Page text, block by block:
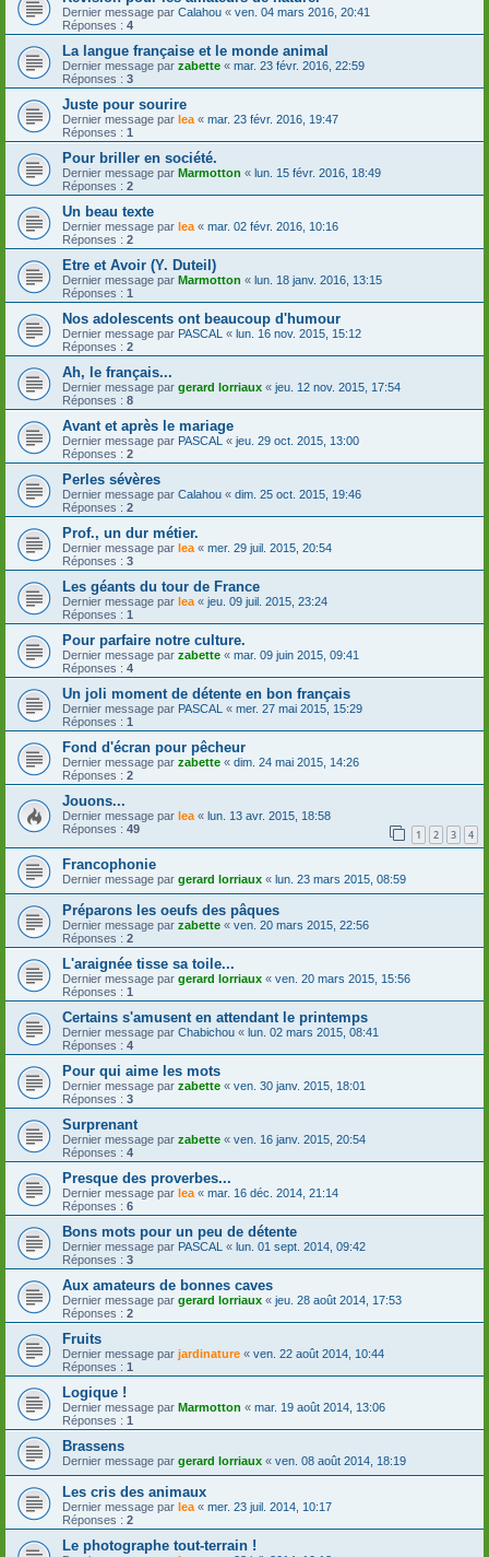
Dernier message par Calahou « ven. 04 mars 2016, 20:41
Réponses : 4
La langue française et le monde animal
Dernier message par zabette « mar. 23 févr. 2016, 22:59
Réponses : 3
Juste pour sourire
Dernier message par lea « mar. 23 févr. 2016, 19:47
Réponses : 1
Pour briller en société.
Dernier message par Marmotton « lun. 15 févr. 2016, 18:49
Réponses : 2
Un beau texte
Dernier message par lea « mar. 02 févr. 2016, 10:16
Réponses : 2
Etre et Avoir (Y. Duteil)
Dernier message par Marmotton « lun. 18 janv. 2016, 13:15
Réponses : 1
Nos adolescents ont beaucoup d'humour
Dernier message par PASCAL « lun. 16 nov. 2015, 15:12
Réponses : 2
Ah, le français...
Dernier message par gerard lorriaux « jeu. 12 nov. 2015, 17:54
Réponses : 8
Avant et après le mariage
Dernier message par PASCAL « jeu. 29 oct. 2015, 13:00
Réponses : 2
Perles sévères
Dernier message par Calahou « dim. 25 oct. 2015, 19:46
Réponses : 2
Prof., un dur métier.
Dernier message par lea « mer. 29 juil. 2015, 20:54
Réponses : 3
Les géants du tour de France
Dernier message par lea « jeu. 09 juil. 2015, 23:24
Réponses : 1
Pour parfaire notre culture.
Dernier message par zabette « mar. 09 juin 2015, 09:41
Réponses : 4
Un joli moment de détente en bon français
Dernier message par PASCAL « mer. 27 mai 2015, 15:29
Réponses : 1
Fond d'écran pour pêcheur
Dernier message par zabette « dim. 24 mai 2015, 14:26
Réponses : 2
Jouons...
Dernier message par lea « lun. 13 avr. 2015, 18:58
Réponses : 49 1 2 3 4
Francophonie
Dernier message par gerard lorriaux « lun. 23 mars 2015, 08:59
Préparons les oeufs des pâques
Dernier message par zabette « ven. 20 mars 2015, 22:56
Réponses : 2
L'araignée tisse sa toile...
Dernier message par gerard lorriaux « ven. 20 mars 2015, 15:56
Réponses : 1
Certains s'amusent en attendant le printemps
Dernier message par Chabichou « lun. 02 mars 2015, 08:41
Réponses : 4
Pour qui aime les mots
Dernier message par zabette « ven. 30 janv. 2015, 18:01
Réponses : 3
Surprenant
Dernier message par zabette « ven. 16 janv. 2015, 20:54
Réponses : 4
Presque des proverbes...
Dernier message par lea« mar. 16 déc. 2014, 21:14
Réponses : 6
Bons mots pour un peu de détente
Dernier message par PASCAL « lun. 01 sept. 2014, 09:42
Réponses : 3
Aux amateurs de bonnes caves
Dernier message par gerard lorriaux « jeu. 28 août 2014, 17:53
Réponses : 2
Fruits
Dernier message par jardinature « ven. 22 août 2014, 10:44
Réponses : 1
Logique !
Dernier message par Marmotton « mar. 19 août 2014, 13:06
Réponses : 1
Brassens
Dernier message par gerard lorriaux « ven. 08 août 2014, 18:19
Les cris des animaux
Dernier message par lea« mer. 23 juil. 2014, 10:17
Réponses : 2
Le photographe tout-terrain !